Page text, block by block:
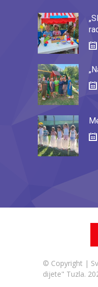
© Copyright |
dijete" Tuzla.